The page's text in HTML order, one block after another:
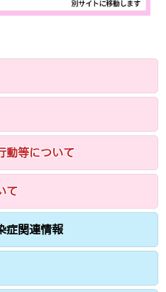
動等について
て
症関連情報